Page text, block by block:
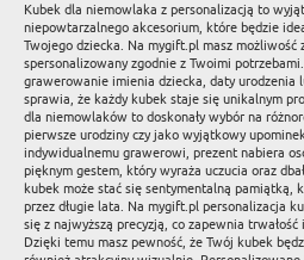
Kubek dla niemowlaka z personalizacją to
niepowtarzalnego akcesorium, które będzie
Twojego dziecka. Na mygift.pl masz
spersonalizowany zgodnie z Twoimi
grawerowanie imienia dziecka, daty urodzenia
sprawia, że każdy kubek staje się unikalnym
dla niemowlaków to doskonały wybór na
pierwsze urodziny czy jako wyjątkowy
indywidualnemu grawerowi, prezent nabiera
pięknym gestem, który wyraża uczucia oraz
kubek może stać się sentymentalną pamiątką,
przez długie lata. Na mygift.pl personalizacja
się z najwyższą precyzją, co zapewnia
Dzięki temu masz pewność, że Twój kubek